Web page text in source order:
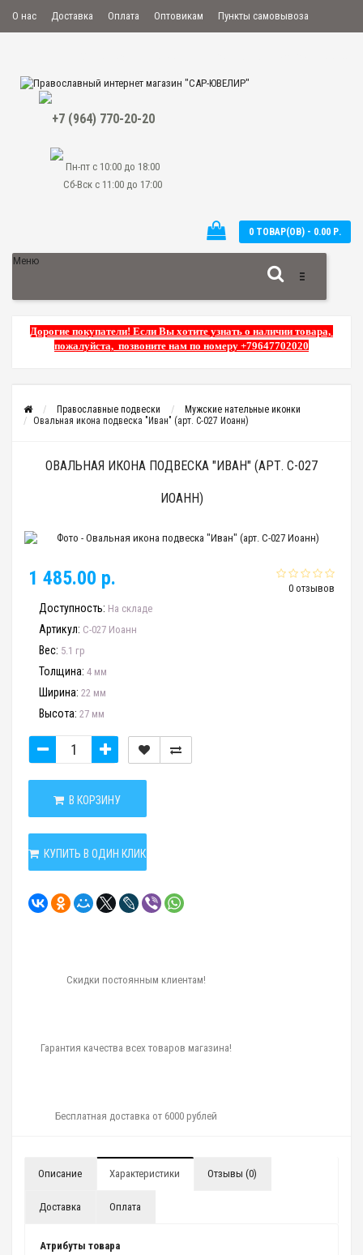
О нас Доставка Оплата Оптовикам Пункты самовывоза
+7 (964) 770-20-20
Пн-пт с 10:00 до 18:00
Сб-Вск с 11:00 до 17:00
0 ТОВАР(ОВ) - 0.00 Р.
Меню
Дорогие покупатели! Если Вы хотите узнать о наличии товара,
пожалуйста, позвоните нам по номеру +79647702020
Православные подвески
Мужские нательные иконки
Овальная икона подвеска "Иван" (арт. С-027 Иоанн)
ОВАЛЬНАЯ ИКОНА ПОДВЕСКА "ИВАН" (АРТ. С-027
ИОАНН)
0 отзывов
1 485.00 р.
Доступность: На складе
Артикул: С-027 Иоанн
Вес: 5.1 гр
Толщина: 4 мм
Ширина: 22 мм
Высота: 27 мм
В КОРЗИНУ
КУПИТЬ В ОДИН КЛИК
Скидки постоянным клиентам!
Гарантия качества всех товаров магазина!
Бесплатная доставка от 6000 рублей
Описание Характеристики Отзывы (0)
Доставка Оплата
Атрибуты товара